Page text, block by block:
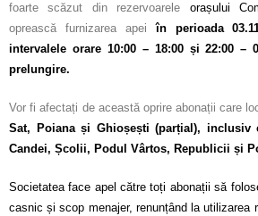
foarte scăzut din rezervoarele orașului
oprească furnizarea apeiîn perioada
intervalele orare 10:00 – 18:00 și 22:00 –
prelungire.
Vor fi afectați de această oprire abonații care
Sat, Poiana și Ghioșești (parțial), inclusiv
Candei, Școlii, Podul Vârtos, Republicii și
Societatea face apel către toți abonații să
casnic și scop menajer, renunțând la utilizarea